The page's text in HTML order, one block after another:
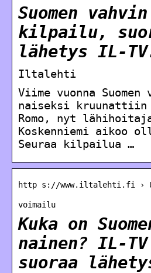
Suomen
kilpailu,
lähetys IL-
Iltalehti
Viime vuonna Suomen
naiseksi kruunattiin
Romo, nyt
Koskenniemi aikoo
Seuraa kilpailua …
http s://www.iltalehti.fi ›
voimailu
Kuka on
nainen? IL-
suoraa